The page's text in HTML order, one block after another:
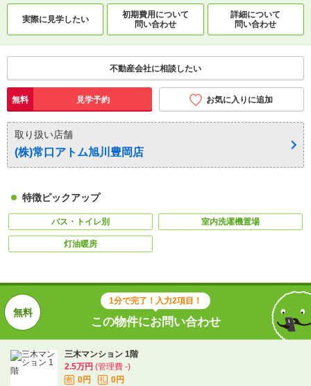
実際に見学したい
初期費用について
問い合わせ
詳細について
問い合わせ
不動産会社に相談したい
無料 見学予約 お気に入りに追加
取り扱い店舗
(株)常口アトム旭川豊岡店
特徴ピックアップ
バス・トイレ別 室内洗濯機置場
灯油暖房
1分で完了！入力2項目！
この物件にお問い合わせ
三木マンション 1階
2.5万円 (管理費 -)
敷 0円 礼 0円